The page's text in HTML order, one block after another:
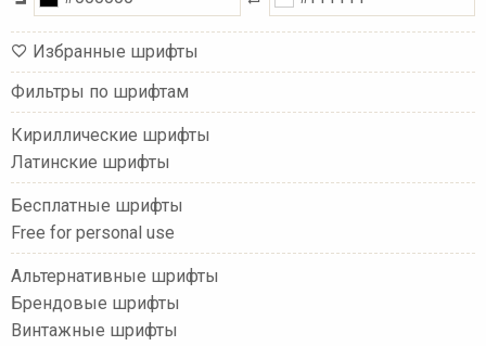
Избранные шрифты
Фильтры по шрифтам
Кириллические шрифты
Латинские шрифты
Бесплатные шрифты
Free for personal use
Альтернативные шрифты
Брендовые шрифты
Винтажные шрифты